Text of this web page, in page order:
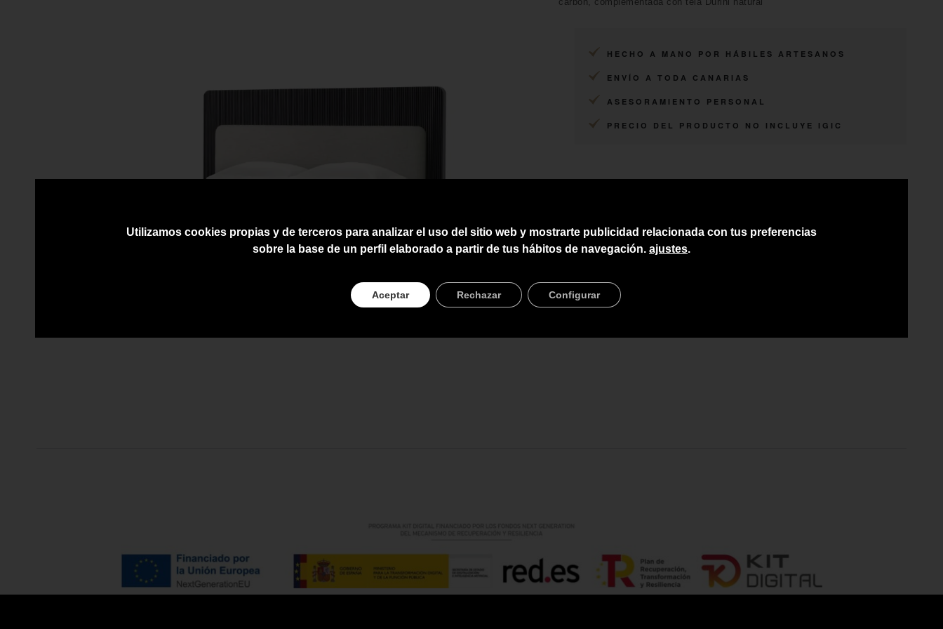
HECHO A MANO POR HÁBILES ARTESANOS
ENVÍO A TODA CANARIAS
ASESORAMIENTO PERSONAL
PRECIO DEL PRODUCTO NO INCLUYE IGIC
Utilizamos cookies propias y de terceros para analizar el uso del sitio web y mostrarte publicidad relacionada con tus preferencias
sobre la base de un perfil elaborado a partir de tus hábitos de navegación. ajustes.
Aceptar Rechazar Configurar